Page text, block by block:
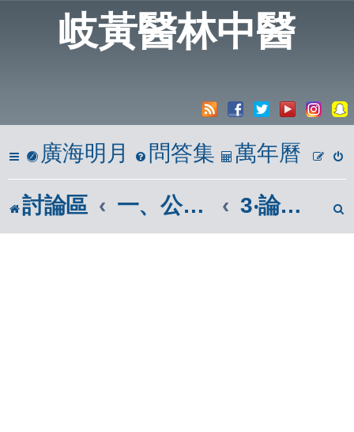
岐黃醫林中醫
廣海明月 問答集 萬年曆
討論區 一、公開亭 3‧論壇教學版(版上使用說明)